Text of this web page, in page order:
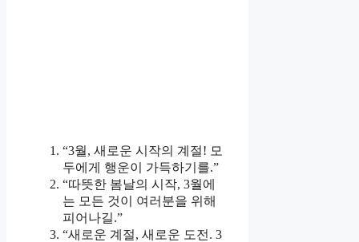
“3월, 새로운 시작의 계절! 모
두에게 행운이 가득하기를.”
“따뜻한 봄날의 시작, 3월에
는 모든 것이 여러분을 위해
피어나길.”
“새로운 계절, 새로운 도전. 3